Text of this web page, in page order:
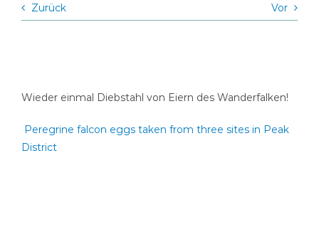
Zurück Vor
Wieder einmal Diebstahl von Eiern des Wanderfalken!
Peregrine falcon eggs taken from three sites in Peak
District